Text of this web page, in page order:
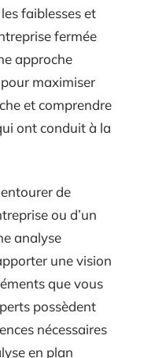
faiblesses et
fermée
approche
maximiser
et comprendre
ont conduit à la
de
ou d’un
analyse
une vision
que vous
possèdent
nécessaires
en plan